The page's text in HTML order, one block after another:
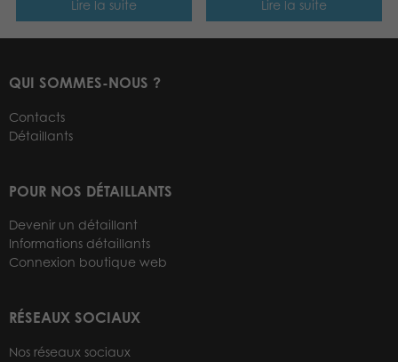
Lire la suite Lire la suite
QUI SOMMES-NOUS ?
Contacts
Détaillants
POUR NOS DÉTAILLANTS
Devenir un détaillant
Informations détaillants
Connexion boutique web
RÉSEAUX SOCIAUX
Nos réseaux sociaux